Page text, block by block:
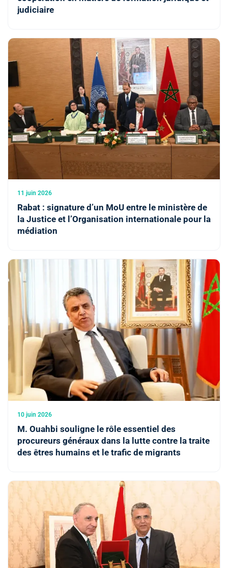
judiciaire
11 juin 2026
Rabat : signature d’un MoU entre le ministère de
la Justice et l’Organisation internationale pour la
médiation
10 juin 2026
M. Ouahbi souligne le rôle essentiel des
procureurs généraux dans la lutte contre la traite
des êtres humains et le trafic de migrants